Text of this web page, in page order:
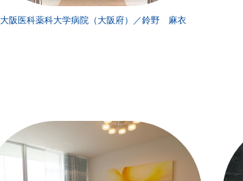
大阪医科薬科大学病院（大阪府）／鈴野 麻衣